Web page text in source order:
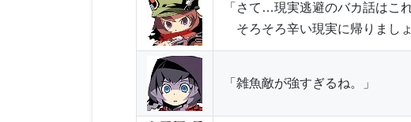
「さて…現実逃避のバカ話はこ
そろそろ辛い現実に帰りましょ
「雑魚敵が強すぎるね。」